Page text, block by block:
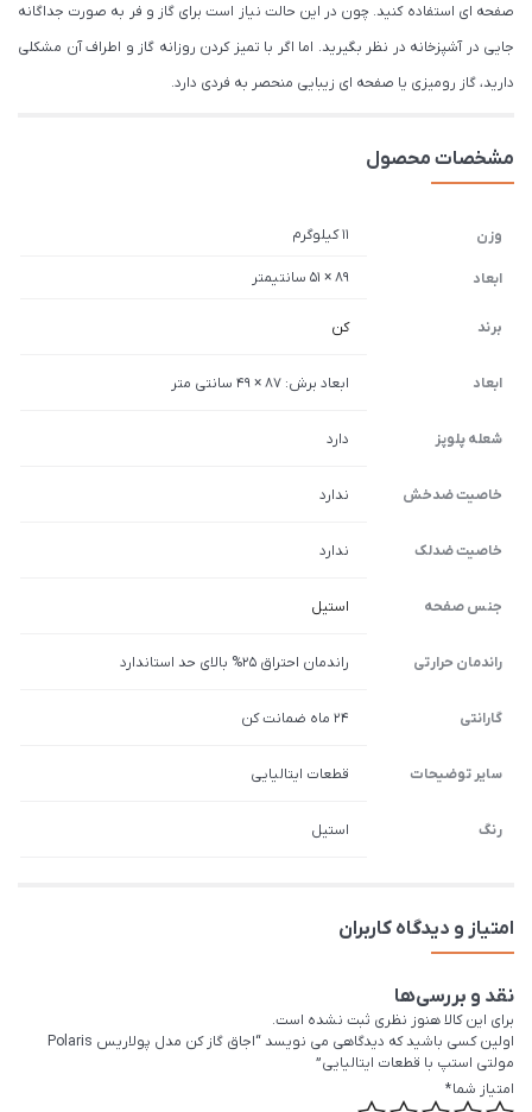
صفحه ای استفاده کنید. چون در این حالت نیاز است برای گاز و فر به صورت جداگانه
جایی در آشپزخانه در نظر بگیرید. اما اگر با تمیز کردن روزانه گاز و اطراف آن مشکلی
دارید، گاز رومیزی یا صفحه ای زیبایی منحصر به فردی دارد.
مشخصات محصول
وزن 11 کیلوگرم
ابعاد 89 × 51 سانتیمتر
برند کن
ابعاد ابعاد برش: 87 × 49 سانتی متر
شعله پلوپز دارد
خاصیت ضدخش ندارد
خاصیت ضدلک ندارد
جنس صفحه استیل
راندمان حرارتی راندمان احتراق 25% بالای حد استاندارد
گارانتی 24 ماه ضمانت کن
سایر توضیحات قطعات ایتالیایی
رنگ استیل
امتیاز و دیدگاه کاربران
نقد و بررسی‌ها
برای این کالا هنوز نظری ثبت نشده است.
اولین کسی باشید که دیدگاهی می نویسد “اجاق گاز کن مدل پولاریس Polaris
مولتی استپ با قطعات ایتالیایی”
امتیاز شما*